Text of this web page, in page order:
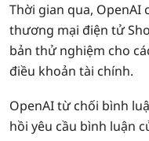
Thời gian qua, OpenAI
thương mại điện tử
bản thử nghiệm cho
điều khoản tài chính.
OpenAI từ chối bình
hồi yêu cầu bình luận